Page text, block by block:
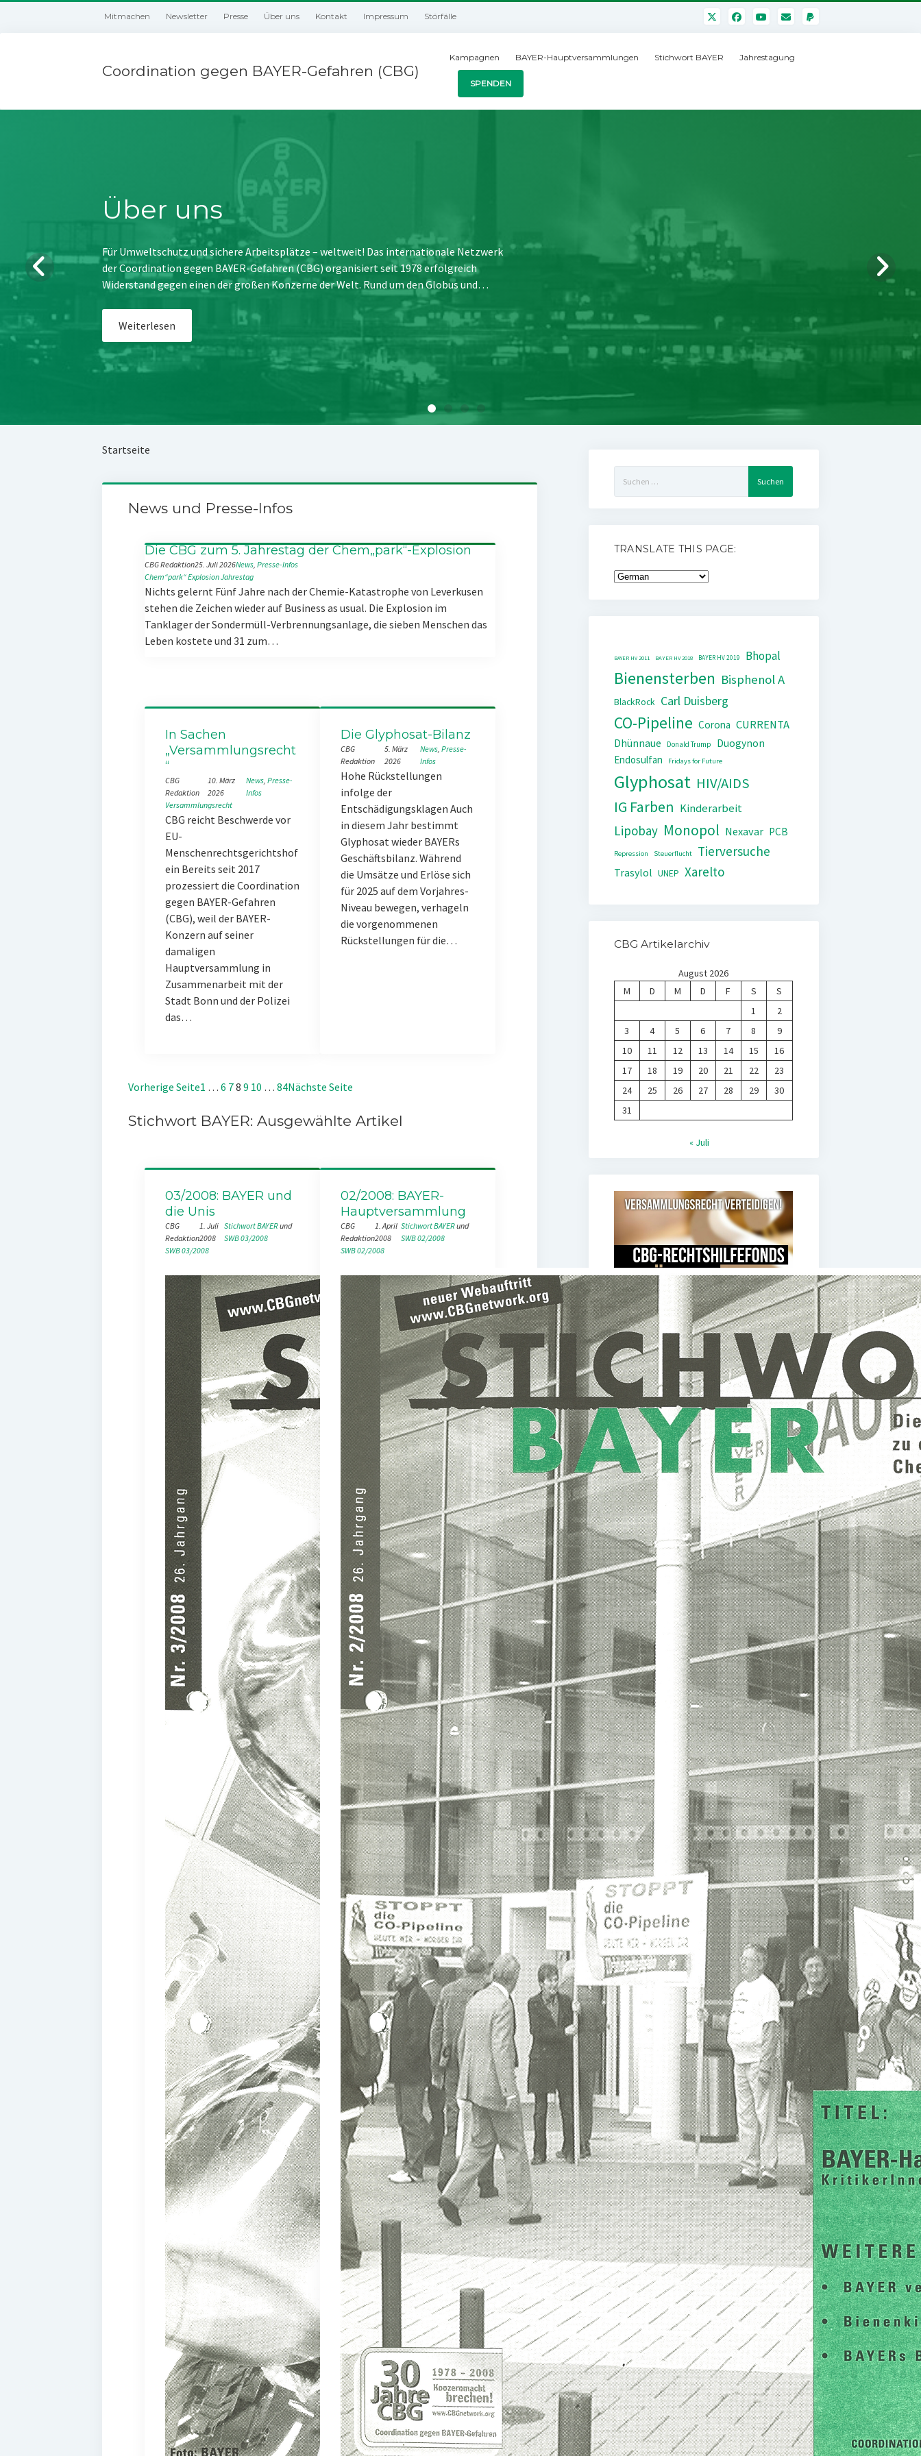
Mitmachen Newsletter Presse Über uns Kontakt Impressum Störfälle
Coordination gegen BAYER-Gefahren (CBG)
Kampagnen BAYER-Hauptversammlungen Stichwort BAYER Jahrestagung
SPENDEN
Über uns
Für Umweltschutz und sichere Arbeitsplätze – weltweit! Das internationale Netzwerk
der Coordination gegen BAYER-Gefahren (CBG) organisiert seit 1978 erfolgreich
Widerstand gegen einen der großen Konzerne der Welt. Rund um den Globus und…
Weiterlesen
Startseite
News und Presse-Infos
Die CBG zum 5. Jahrestag der Chem„park“-Explosion
CBG Redaktion25. Juli 2026News, Presse-Infos
Chem“park“ExplosionJahrestag
Nichts gelernt Fünf Jahre nach der Chemie-Katastrophe von Leverkusen
stehen die Zeichen wieder auf Business as usual. Die Explosion im
Tanklager der Sondermüll-Verbrennungsanlage, die sieben Menschen das
Leben kostete und 31 zum…
In Sachen
„Versammlungsrecht
“
CBG
Redaktion
10. März
2026
News, Presse-
Infos
Versammlungsrecht
CBG reicht Beschwerde vor
EU-
Menschenrechtsgerichtshof
ein Bereits seit 2017
prozessiert die Coordination
gegen BAYER-Gefahren
(CBG), weil der BAYER-
Konzern auf seiner
damaligen
Hauptversammlung in
Zusammenarbeit mit der
Stadt Bonn und der Polizei
das…
Die Glyphosat-Bilanz
CBG
Redaktion
5. März
2026
News, Presse-
Infos
Hohe Rückstellungen
infolge der
Entschädigungsklagen Auch
in diesem Jahr bestimmt
Glyphosat wieder BAYERs
Geschäftsbilanz. Während
die Umsätze und Erlöse sich
für 2025 auf dem Vorjahres-
Niveau bewegen, verhageln
die vorgenommenen
Rückstellungen für die…
Vorherige Seite1 … 6 78 9 10 … 84Nächste Seite
Stichwort BAYER: Ausgewählte Artikel
03/2008: BAYER und
die Unis
CBG
Redaktion
1. Juli
2008
Stichwort BAYER
und
SWB 03/2008
SWB 03/2008
02/2008: BAYER-
Hauptversammlung
CBG
Redaktion
1. April
2008
Stichwort BAYER
und
SWB 02/2008
SWB 02/2008
nach:
TRANSLATE THIS PAGE:
BAYER HV 2011 BAYER HV 2018 BAYER HV 2019 Bhopal
Bienensterben Bisphenol A
BlackRock Carl Duisberg
CO-Pipeline Corona CURRENTA
Dhünnaue Donald Trump
Duogynon
Endosulfan
Fridays for Future
Glyphosat HIV/AIDS
IG Farben Kinderarbeit
Lipobay Monopol Nexavar PCB
Repression Steuerflucht Tierversuche
Trasylol UNEP Xarelto
CBG Artikelarchiv
August 2026
M
D M D F S
S
1
2
3
4 5 6 7 8
9
10
11 12 13 14 15
16
17
18 19 20 21 22
23
24
25 26 27 28 29
30
31
« Juli